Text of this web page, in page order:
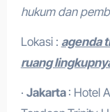
hukum dan
Lokasi : agenda
ruang
· Jakarta : Hotel